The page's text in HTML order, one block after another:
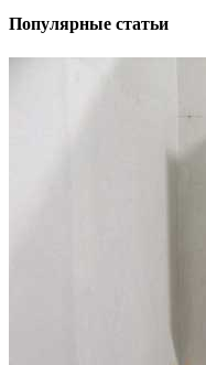
Популярные статьи